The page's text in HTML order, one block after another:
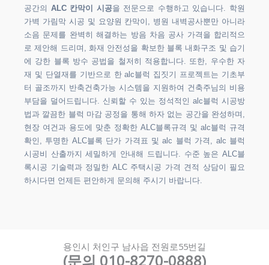
공간의 ALC 칸막이 시공을 전문으로 수행하고 있습니다. 학원
가벽 가림막 시공 및 요양원 칸막이, 병원 내벽공사뿐만 아니라
소음 문제를 완벽히 해결하는 방음 차음 공사 가격을 합리적으
로 제안해 드리며, 화재 안전성을 확보한 블록 내화구조 및 습기
에 강한 블록 방수 공법을 철저히 적용합니다. 또한, 우수한 자
재 및 단열재를 기반으로 한 alc블럭 집짓기 프로젝트는 기초부
터 골조까지 반축건축가능 시스템을 지원하여 건축주님의 비용
부담을 덜어드립니다. 신뢰할 수 있는 정석적인 alc블럭 시공방
법과 깔끔한 블럭 마감 공정을 통해 하자 없는 공간을 완성하며,
현장 여건과 용도에 맞춘 정확한 ALC블록규격 및 alc블럭 규격
확인, 투명한 ALC블록 단가 가격표 및 alc 블럭 가격, alc 블럭
시공비 산출까지 세밀하게 안내해 드립니다. 수준 높은 ALC블
록시공 기술력과 정밀한 ALC 주택시공 가격 견적 상담이 필요
하시다면 언제든 편안하게 문의해 주시기 바랍니다.
용인시 처인구 남사읍 전원로55번길
(문의 010-8270-0888)